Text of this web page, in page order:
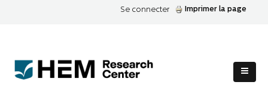
Se connecter Imprimer la page